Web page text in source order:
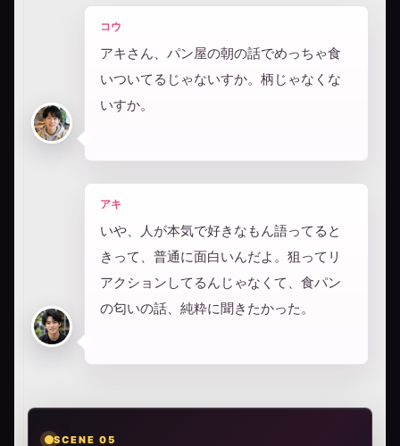
コウ
アキさん、パン屋の朝の話でめっちゃ食
いついてるじゃないすか。柄じゃなくな
いすか。
アキ
いや、人が本気で好きなもん語ってると
きって、普通に面白いんだよ。狙ってリ
アクションしてるんじゃなくて、食パン
の匂いの話、純粋に聞きたかった。
SCENE 05